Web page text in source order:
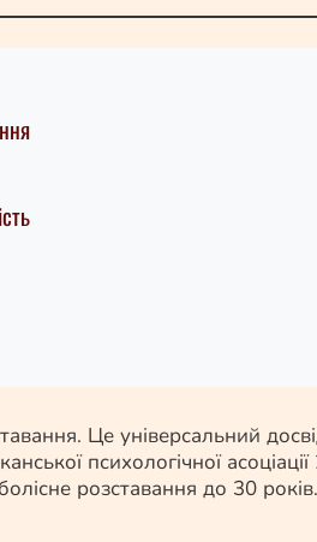
Це універсальний
психологічної
розставання до 30